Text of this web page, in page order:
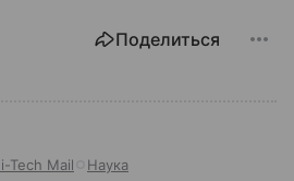
Поделиться
Tech Mail Наука